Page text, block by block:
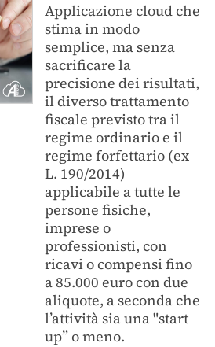
Applicazione cloud che
stima in modo
semplice, ma senza
sacrificare la
precisione dei risultati,
il diverso trattamento
fiscale previsto tra il
regime ordinario e il
regime forfettario (ex
L. 190/2014)
applicabile a tutte le
persone fisiche,
imprese o
professionisti, con
ricavi o compensi fino
a 85.000 euro con due
aliquote, a seconda che
l’attività sia una "start
up” o meno.